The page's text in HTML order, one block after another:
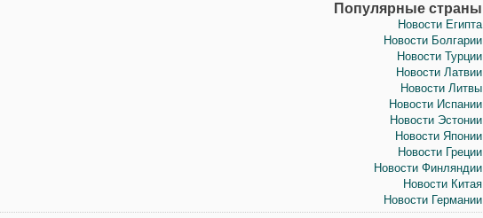
Популярные страны
Новости Египта
Новости Болгарии
Новости Турции
Новости Латвии
Новости Литвы
Новости Испании
Новости Эстонии
Новости Японии
Новости Греции
Новости Финляндии
Новости Китая
Новости Германии